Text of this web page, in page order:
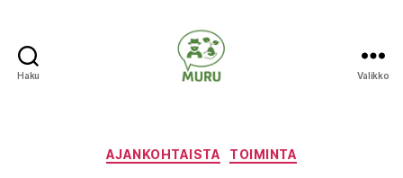
Haku Valikko
Kategoriat
AJANKOHTAISTA TOIMINTA